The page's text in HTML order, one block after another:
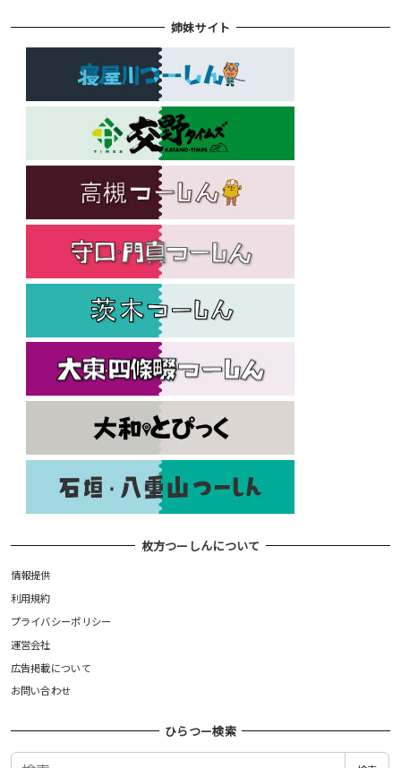
姉妹サイト
枚方つーしんについて
情報提供
利用規約
プライバシーポリシー
運営会社
広告掲載について
お問い合わせ
ひらつー検索
検